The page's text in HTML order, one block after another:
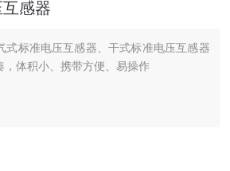
感器
式标准电压互感器、干式标准电压互感器
，体积小、携带方便、易操作